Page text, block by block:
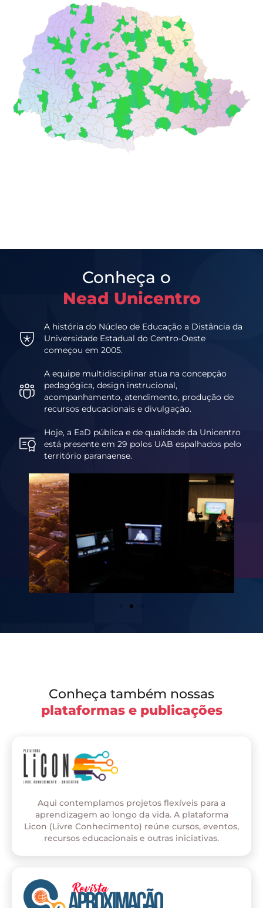
Conheça o
Nead Unicentro
A história do Núcleo de Educação a Distância da
Universidade Estadual do Centro-Oeste
começou em 2005.
A equipe multidisciplinar atua na concepção
pedagógica, design instrucional,
acompanhamento, atendimento, produção de
recursos educacionais e divulgação.
Hoje, a EaD pública e de qualidade da Unicentro
está presente em 29 polos UAB espalhados pelo
território paranaense.
Conheça também nossas
plataformas e publicações
Aqui contemplamos projetos flexíveis para a
aprendizagem ao longo da vida. A plataforma
Licon (Livre Conhecimento) reúne cursos, eventos,
recursos educacionais e outras iniciativas.